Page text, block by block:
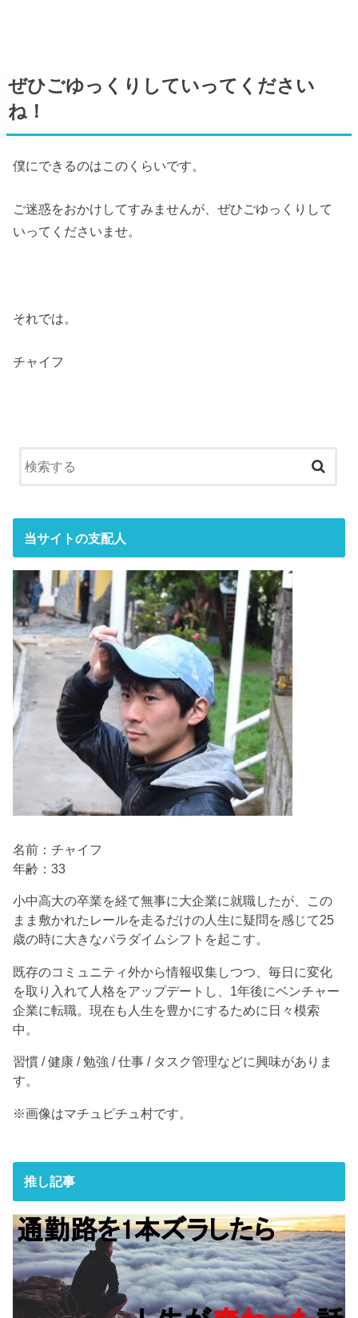
ぜひごゆっくりしていってください
ね！
僕にできるのはこのくらいです。
ご迷惑をおかけしてすみませんが、ぜひごゆっくりして
いってくださいませ。
それでは。
チャイフ
当サイトの支配人
名前：チャイフ
年齢：33
小中高大の卒業を経て無事に大企業に就職したが、この
まま敷かれたレールを走るだけの人生に疑問を感じて25
歳の時に大きなパラダイムシフトを起こす。
既存のコミュニティ外から情報収集しつつ、毎日に変化
を取り入れて人格をアップデートし、1年後にベンチャー
企業に転職。現在も人生を豊かにするために日々模索
中。
習慣 / 健康 / 勉強 / 仕事 / タスク管理などに興味がありま
す。
※画像はマチュピチュ村です。
推し記事